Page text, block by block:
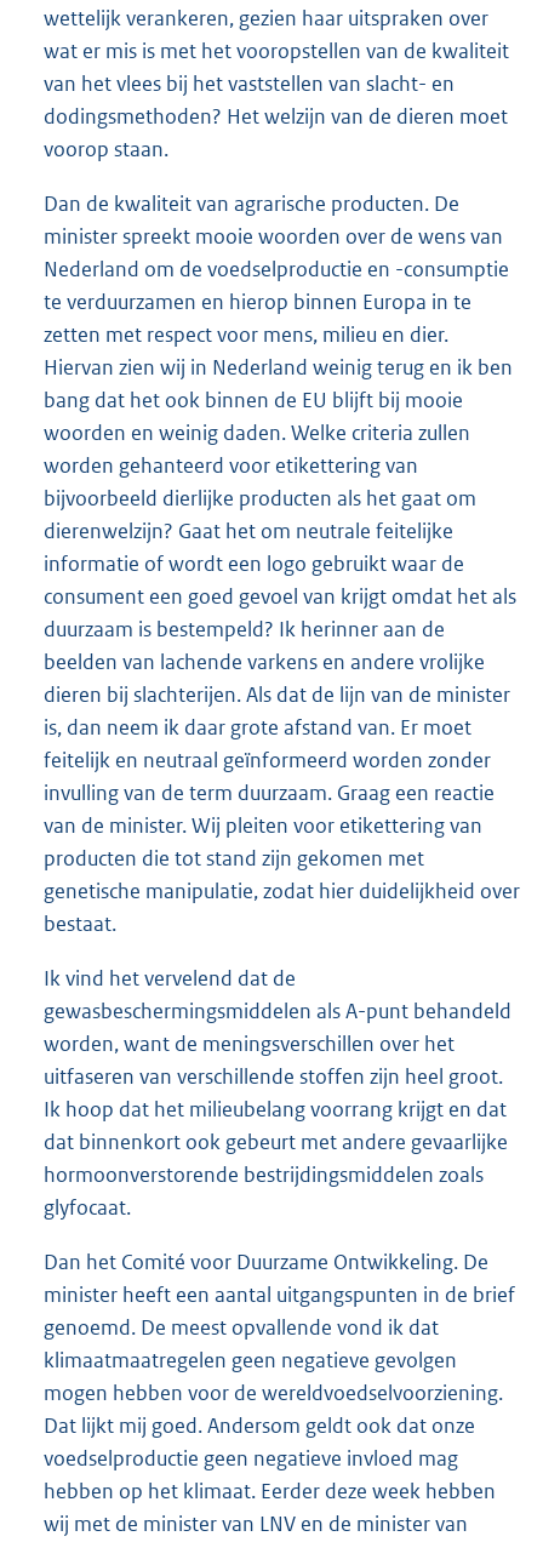
wettelijk verankeren, gezien haar uitspraken over
wat er mis is met het vooropstellen van de kwaliteit
van het vlees bij het vaststellen van slacht- en
dodingsmethoden? Het welzijn van de dieren moet
voorop staan.
Dan de kwaliteit van agrarische producten. De
minister spreekt mooie woorden over de wens van
Nederland om de voedselproductie en -consumptie
te verduurzamen en hierop binnen Europa in te
zetten met respect voor mens, milieu en dier.
Hiervan zien wij in Nederland weinig terug en ik ben
bang dat het ook binnen de EU blijft bij mooie
woorden en weinig daden. Welke criteria zullen
worden gehanteerd voor etikettering van
bijvoorbeeld dierlijke producten als het gaat om
dierenwelzijn? Gaat het om neutrale feitelijke
informatie of wordt een logo gebruikt waar de
consument een goed gevoel van krijgt omdat het als
duurzaam is bestempeld? Ik herinner aan de
beelden van lachende varkens en andere vrolijke
dieren bij slachterijen. Als dat de lijn van de minister
is, dan neem ik daar grote afstand van. Er moet
feitelijk en neutraal geïnformeerd worden zonder
invulling van de term duurzaam. Graag een reactie
van de minister. Wij pleiten voor etikettering van
producten die tot stand zijn gekomen met
genetische manipulatie, zodat hier duidelijkheid over
bestaat.
Ik vind het vervelend dat de
gewasbeschermingsmiddelen als A-punt behandeld
worden, want de meningsverschillen over het
uitfaseren van verschillende stoffen zijn heel groot.
Ik hoop dat het milieubelang voorrang krijgt en dat
dat binnenkort ook gebeurt met andere gevaarlijke
hormoonverstorende bestrijdingsmiddelen zoals
glyfocaat.
Dan het Comité voor Duurzame Ontwikkeling. De
minister heeft een aantal uitgangspunten in de brief
genoemd. De meest opvallende vond ik dat
klimaatmaatregelen geen negatieve gevolgen
mogen hebben voor de wereldvoedselvoorziening.
Dat lijkt mij goed. Andersom geldt ook dat onze
voedselproductie geen negatieve invloed mag
hebben op het klimaat. Eerder deze week hebben
wij met de minister van LNV en de minister van